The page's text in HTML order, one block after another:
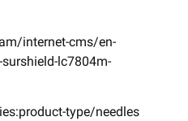
internet-cms/en-
lc7804m-
type/needles